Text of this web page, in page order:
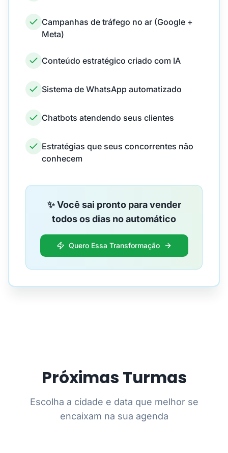
Campanhas de tráfego no ar (Google +
Meta)
Conteúdo estratégico criado com IA
Sistema de WhatsApp automatizado
Chatbots atendendo seus clientes
Estratégias que seus concorrentes não
conhecem
✨ Você sai pronto para vender
todos os dias no automático
Quero Essa Transformação
Próximas Turmas
Escolha a cidade e data que melhor se
encaixam na sua agenda